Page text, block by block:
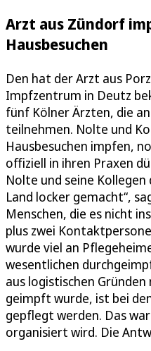
Arzt aus Zündorf
Hausbesuchen
Den hat der Arzt aus
Impfzentrum in Deutz
fünf Kölner Ärzten, die
teilnehmen. Nolte und
Hausbesuchen impfen,
offiziell in ihren Praxen
Nolte und seine
Land locker gemacht“,
Menschen, die es nicht
plus zwei
wurde viel an
wesentlichen
aus logistischen
geimpft wurde, ist bei
gepflegt werden. Das
organisiert wird. Die